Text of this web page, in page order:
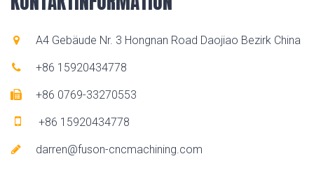
A4 Gebäude Nr. 3 Hongnan Road Daojiao Bezirk China
+86 15920434778
+86 0769-33270553
+86 15920434778
darren@fuson-cncmachining.com